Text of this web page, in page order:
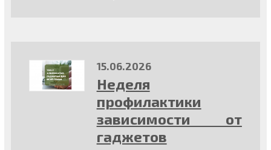
15.06.2026
Неделя
профилактики
зависимости от
гаджетов